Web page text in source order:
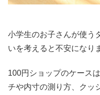
小学生のお子さんが使う
いを考えると不安になり
100円ショップのケース
チや内寸の測り方、クッ